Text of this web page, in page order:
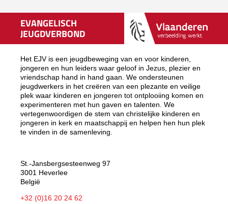
EVANGELISCH
JEUGDVERBOND
Het EJV is een jeugdbeweging van en voor kinderen,
jongeren en hun leiders waar geloof in Jezus, plezier en
vriendschap hand in hand gaan. We ondersteunen
jeugdwerkers in het creëren van een plezante en veilige
plek waar kinderen en jongeren tot ontplooiing komen en
experimenteren met hun gaven en talenten. We
vertegenwoordigen de stem van christelijke kinderen en
jongeren in kerk en maatschappij en helpen hen hun plek
te vinden in de samenleving.
St.-Jansbergsesteenweg 97
3001 Heverlee
België
+32 (0)16 20 24 62